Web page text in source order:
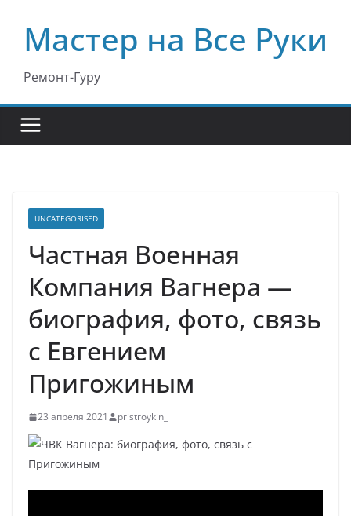
содержимому
Мастер на Все Руки
Ремонт-Гуру
UNCATEGORISED
Частная Военная
Компания Вагнера —
биография, фото, связь
с Евгением
Пригожиным
23 апреля 2021 pristroykin_